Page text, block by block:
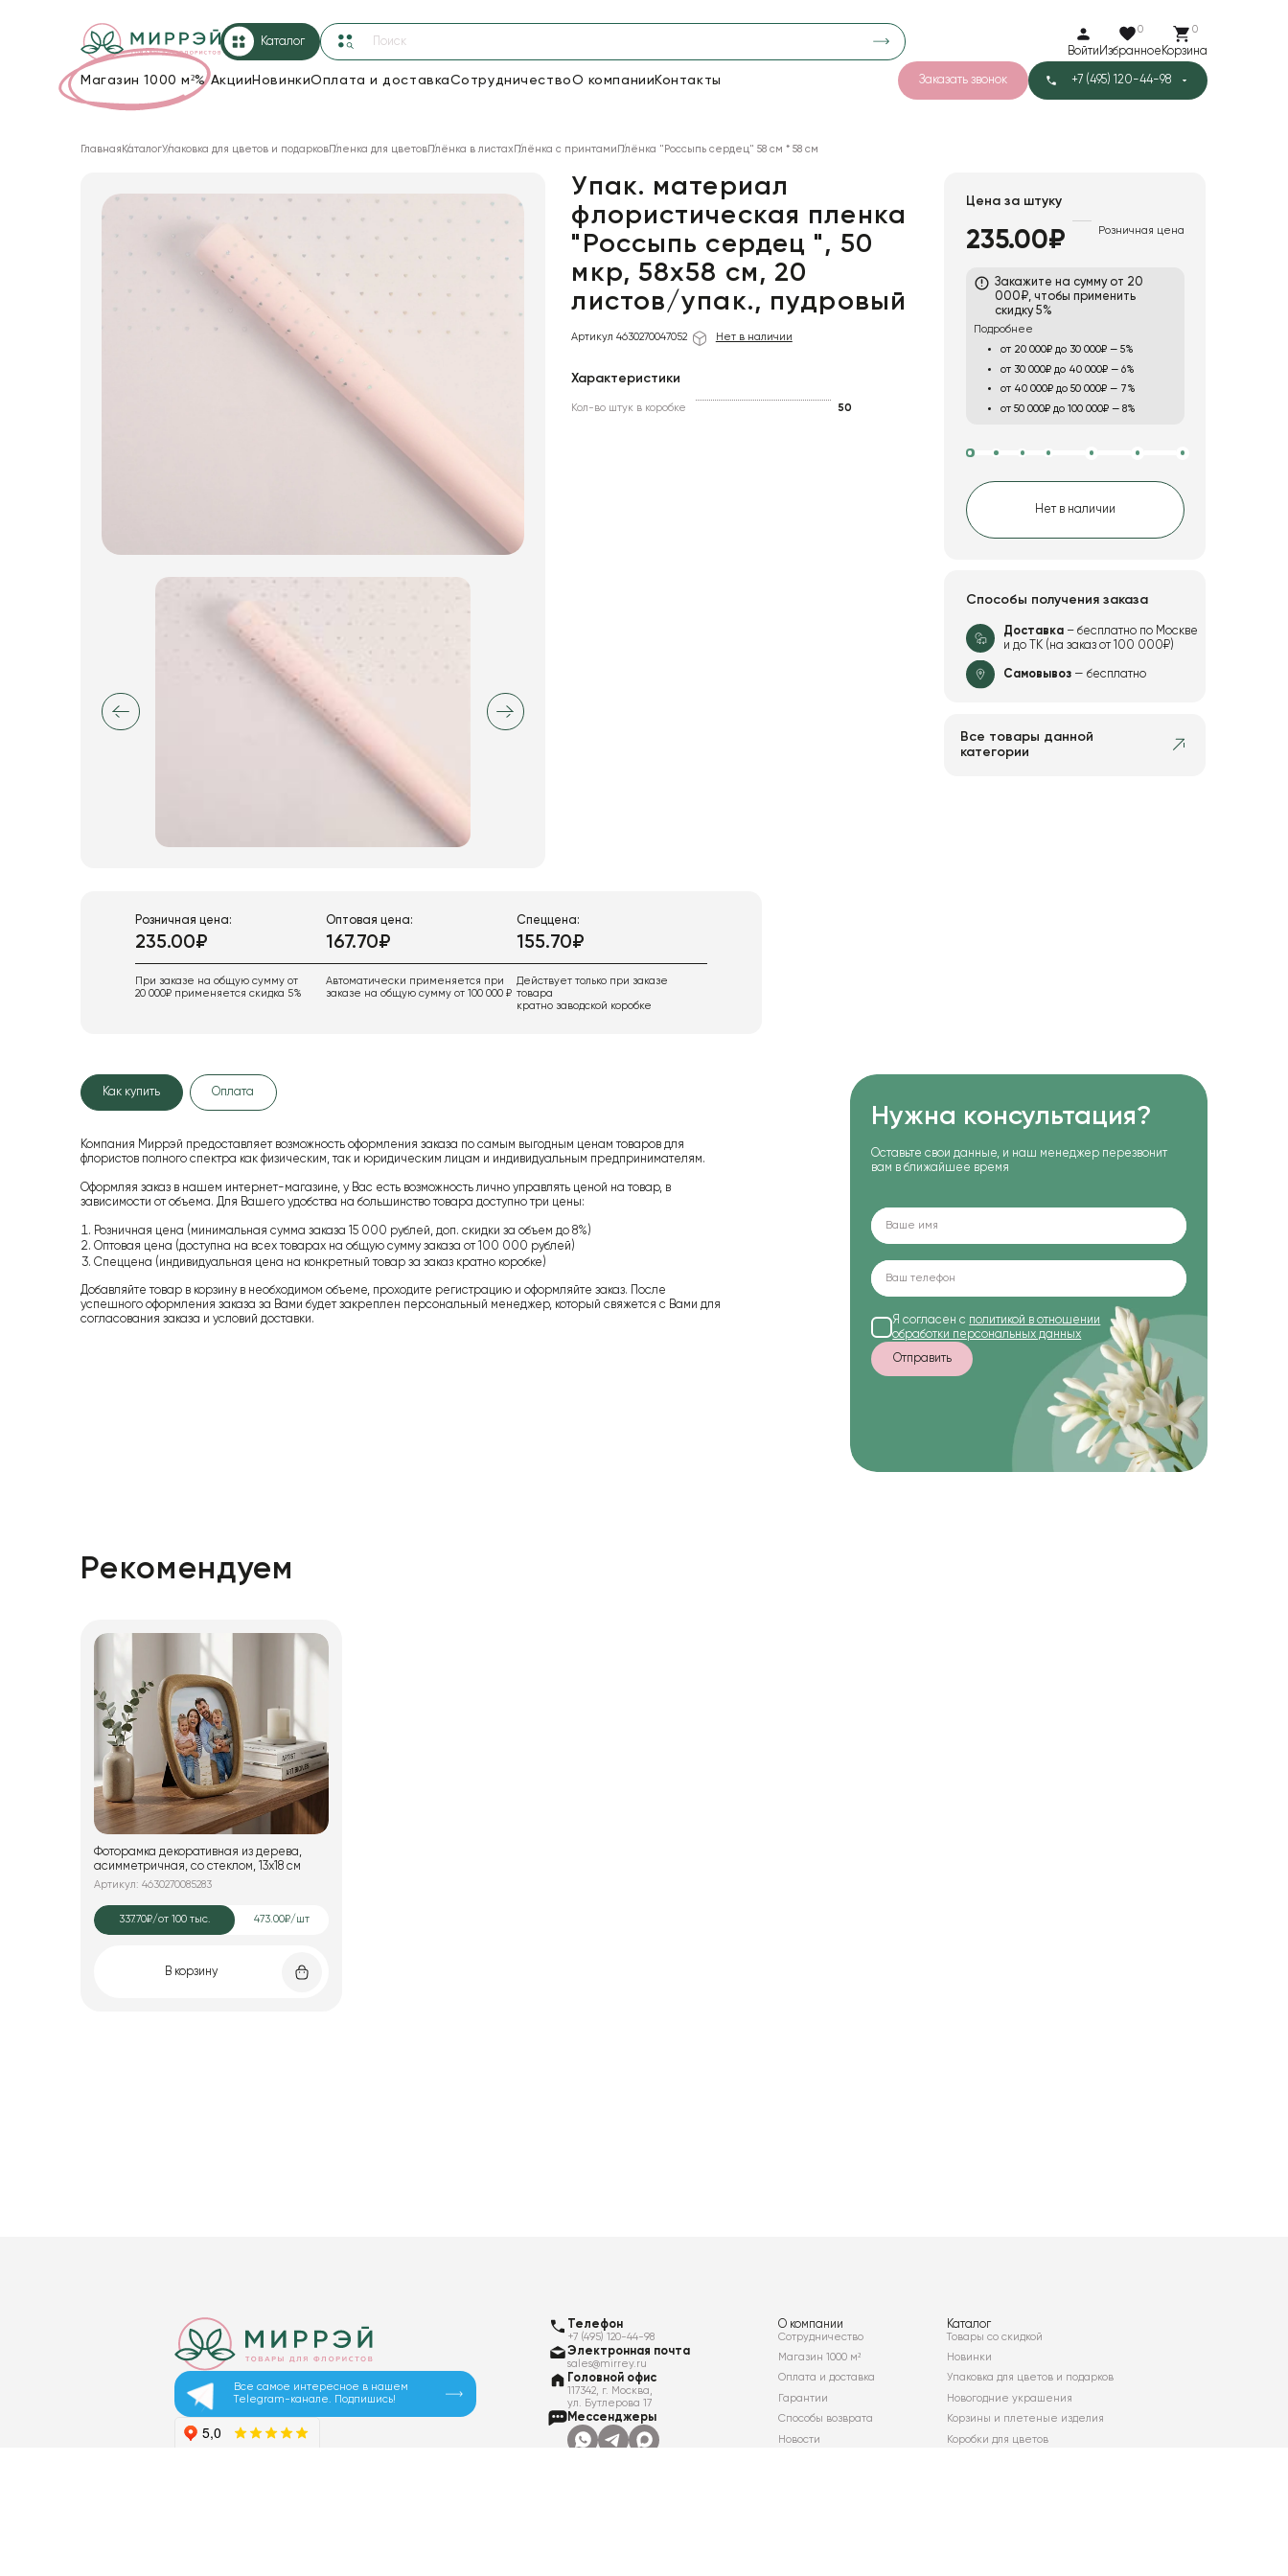
Каталог
Войти
0
Избранное
0
Корзина
Магазин 1000 м²%Акции НовинкиОплата и доставкаСотрудничествоО компании Контакты Заказать звонок +7 (495) 120-44-98
20
Сетка7
Корзины и плетеные изделия
Коробки для цветов
Декоративные вазы, кашпо
Главная КаталогУпаковка для цветов и подарковПленка для цветовПлёнка в листахПлёнка с принтами Плёнка "Россыпь сердец" 58 см * 58 см
Упак. материал
флористическая пленка
"Россыпь сердец ", 50
мкр, 58х58 см, 20
листов/упак., пудровый
Артикул 4630270047052 Нет в наличии
Характеристики
Кол-во штук в коробке 50
Розничная цена:
235.00₽
При заказе на общую сумму от
20 000₽ применяется скидка 5%
Оптовая цена:
167.70₽
Автоматически применяется при
заказе на общую сумму от 100 000 ₽
Спеццена:
155.70₽
Действует только при заказе
товара
кратно заводской коробке
Цена за штуку
235.00₽ Розничная цена
Закажите на сумму от 20
000₽, чтобы применить
скидку 5%
Подробнее
от 20 000₽ до 30 000₽ — 5%
от 30 000₽ до 40 000₽ — 6%
от 40 000₽ до 50 000₽ — 7%
от 50 000₽ до 100 000₽ — 8%
Нет в наличии
Способы получения заказа
Доставка– бесплатно по Москве
и до ТК (на заказ от 100 000₽)
Самовывоз— бесплатно
Все товары данной
категории
Как купить Оплата
Компания Миррэй предоставляет возможность оформления заказа по самым выгодным ценам товаров для
флористов полного спектра как физическим, так и юридическим лицам и индивидуальным предпринимателям.
Оформляя заказ в нашем интернет-магазине, у Вас есть возможность лично управлять ценой на товар, в
зависимости от объема. Для Вашего удобства на большинство товара доступно три цены:
Розничная цена (минимальная сумма заказа 15 000 рублей, доп. скидки за объем до 8%)
Оптовая цена (доступна на всех товарах на общую сумму заказа от 100 000 рублей)
Спеццена (индивидуальная цена на конкретный товар за заказ кратно коробке)
Добавляйте товар в корзину в необходимом объеме, проходите регистрацию и оформляйте заказ. После
успешного оформления заказа за Вами будет закреплен персональный менеджер, который свяжется с Вами для
согласования заказа и условий доставки.
Нужна консультация?
Оставьте свои данные, и наш менеджер перезвонит
вам в ближайшее время
Я согласен с политикой в отношении
обработки персональных данных
Отправить
Рекомендуем
Фоторамка декоративная из дерева,
асимметричная, со стеклом, 13x18 см
Артикул: 4630270085283
337.70₽/от 100 тыс. 473.00₽/шт
В корзину
Все самое интересное в нашем
Telegram-канале. Подпишись!
Телефон
+7 (495) 120-44-98
Электронная почта
sales@mirrey.ru
Головной офис
117342, г. Москва,
ул. Бутлерова 17
Мессенджеры
О компании
Сотрудничество
Магазин 1000 м²
Оплата и доставка
Гарантии
Способы возврата
Новости
Каталог
Товары со скидкой
Новинки
Упаковка для цветов и подарков
Новогодние украшения
Корзины и плетеные изделия
Коробки для цветов